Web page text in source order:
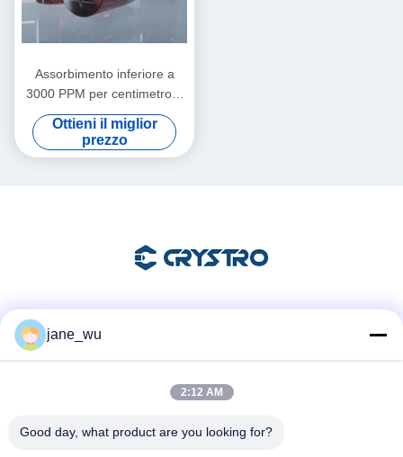
Assorbimento inferiore a
3000 PPM per centimetro a
1064 nanometri Cristalli
magneto-ottici con durezza
Mohs 8 punto 0 ideali per
Ottieni il miglior
prezzo
jane_wu
2:12 AM
Good day, what product are you looking for?